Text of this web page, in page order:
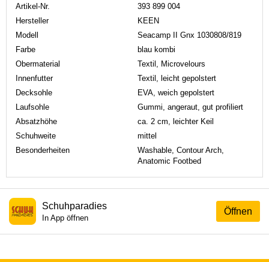
Artikel-Nr.
393 899 004
Hersteller
KEEN
Modell
Seacamp II Gnx 1030808/819
Farbe
blau kombi
Obermaterial
Textil, Microvelours
Innenfutter
Textil, leicht gepolstert
Decksohle
EVA, weich gepolstert
Laufsohle
Gummi, angeraut, gut profiliert
Absatzhöhe
ca. 2 cm, leichter Keil
Schuhweite
mittel
Besonderheiten
Washable, Contour Arch,
Anatomic Footbed
Öffnen
Schuhparadies
In App öffnen